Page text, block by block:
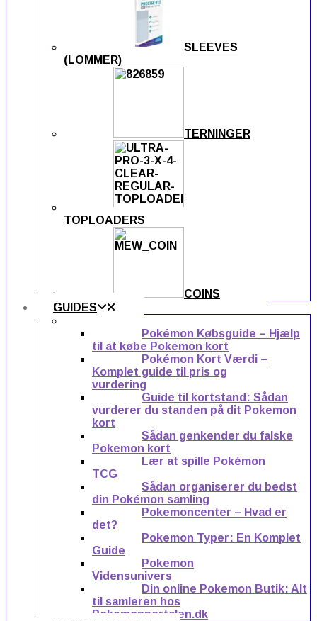
SLEEVES
(LOMMER)
TERNINGER
TOPLOADERS
COINS
GUIDES
Pokémon Købsguide – Hjælp
til at købe Pokemon kort
Pokémon Kort Værdi –
Komplet guide til pris og
vurdering
Guide til kortstand: Sådan
vurderer du standen på dit Pokemon
kort
Sådan genkender du falske
Pokemon kort
Lær at spille Pokémon
TCG
Sådan organiserer du bedst
din Pokémon samling
Pokemoncenter – Hvad er
det?
Pokemon Typer: En Komplet
Guide
Pokemon
Vidensunivers
Din online Pokemon Butik: Alt
til samleren hos
Pokemonportalen.dk